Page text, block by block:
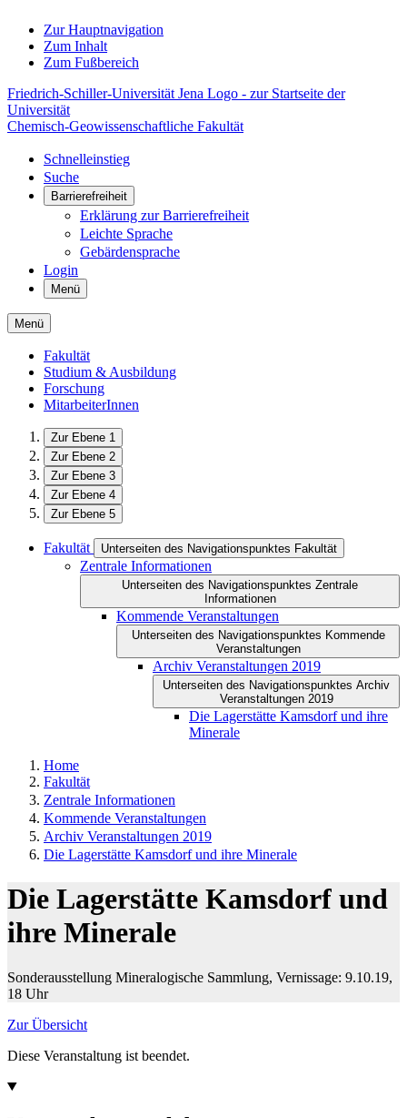
Zur Hauptnavigation
Zum Inhalt
Zum Fußbereich
Friedrich-Schiller-Universität Jena Logo - zur Startseite der
Universität
Chemisch-Geowissenschaftliche Fakultät
Schnelleinstieg
Suche
Barrierefreiheit
Erklärung zur Barrierefreiheit
Leichte Sprache
Gebärdensprache
Login
Menü
Menü
Fakultät
Studium & Ausbildung
Forschung
MitarbeiterInnen
Zur Ebene 1
Zur Ebene 2
Zur Ebene 3
Zur Ebene 4
Zur Ebene 5
Fakultät Unterseiten des Navigationspunktes Fakultät
Zentrale Informationen
Unterseiten des Navigationspunktes Zentrale
Informationen
Kommende Veranstaltungen
Unterseiten des Navigationspunktes Kommende
Veranstaltungen
Archiv Veranstaltungen 2019
Unterseiten des Navigationspunktes Archiv
Veranstaltungen 2019
Die Lagerstätte Kamsdorf und ihre
Minerale
Home
Fakultät
Zentrale Informationen
Kommende Veranstaltungen
Archiv Veranstaltungen 2019
Die Lagerstätte Kamsdorf und ihre Minerale
Die Lagerstätte Kamsdorf und
ihre Minerale
Sonderausstellung Mineralogische Sammlung, Vernissage: 9.10.19,
18 Uhr
Zur Übersicht
Diese Veranstaltung ist beendet.